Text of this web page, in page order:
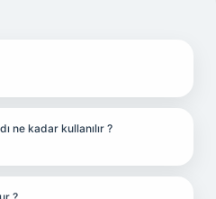
ne kadar kullanılır ?